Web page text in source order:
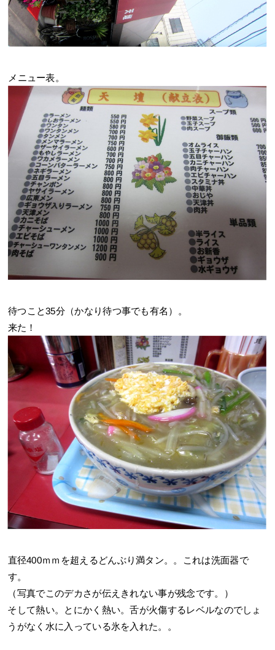
メニュー表。
待つこと35分（かなり待つ事でも有名）。
来た！
直径400ｍｍを超えるどんぶり満タン。。これは洗面器で
す。
（写真でこのデカさが伝えきれない事が残念です。）
そして熱い。とにかく熱い。舌が火傷するレベルなのでしょ
うがなく水に入っている氷を入れた。。